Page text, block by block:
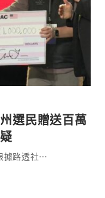
選民贈送百萬
承諾每天向選民發放百萬美金 根據路透社⋯